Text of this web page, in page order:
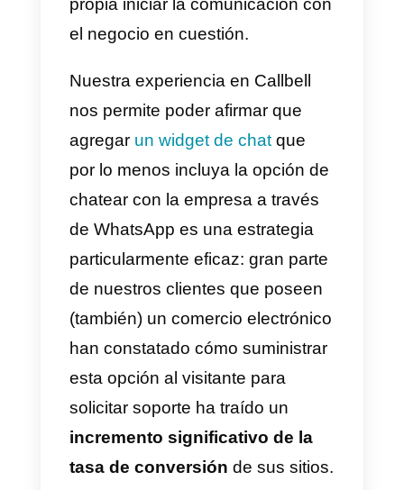
¿Por qué difundir el número es
paso fundamental
independientemente del tamaño
de la empresa? Por dos
principales razones:
1)
Solo es posible ser
en WhatsApp a través de la
difusión del número empresarial
(de hecho, no es posible buscar
una empresa por nombre, por
ejemplo)